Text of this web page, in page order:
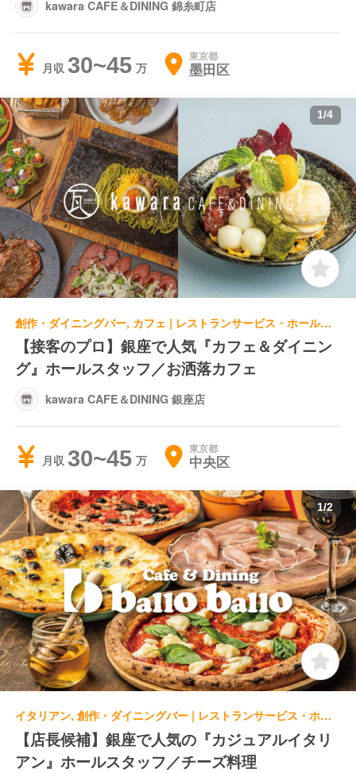
kawara CAFE＆DINING 錦糸町店
月収 30~45 東京都
墨田区
1/4
創作・ダイニングバー, カフェ | レストランサービス・ホールスタッフ | kawara CAFE＆DINING 銀座店
【接客のプロ】銀座で人気『カフェ＆ダイニン
グ』ホールスタッフ／お洒落カフェ
kawara CAFE＆DINING 銀座店
月収 30~45 東京都
中央区
1/2
イタリアン, 創作・ダイニングバー | レストランサービス・ホールスタッフ | Cafe＆Dining ballo ballo 銀座店
【店長候補】銀座で人気の『カジュアルイタリ
アン』ホールスタッフ／チーズ料理